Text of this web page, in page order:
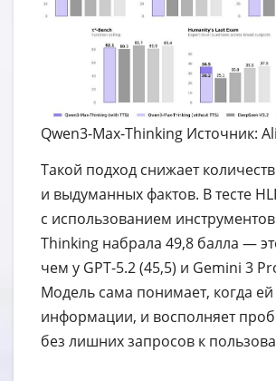
Qwen3-Max-Thinking Источник:
Такой подход снижает
и выдуманных фактов. В тесте
с использованием
Thinking набрала 49,8 балла —
чем у GPT-5.2 (45,5) и Gemini 3
Модель сама понимает, когда ей
информации, и восполняет
без лишних запросов к